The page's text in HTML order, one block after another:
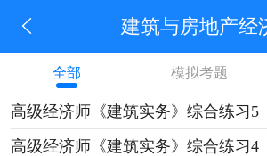
建筑与房地产经
全部 模拟考题
高级经济师《建筑实务》综合练习5
高级经济师《建筑实务》综合练习4